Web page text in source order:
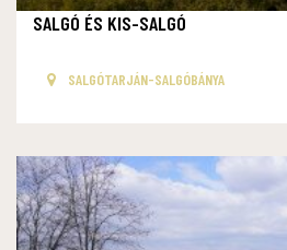
SALGÓ ÉS KIS-SALGÓ
SALGÓTARJÁN-SALGÓBÁNYA